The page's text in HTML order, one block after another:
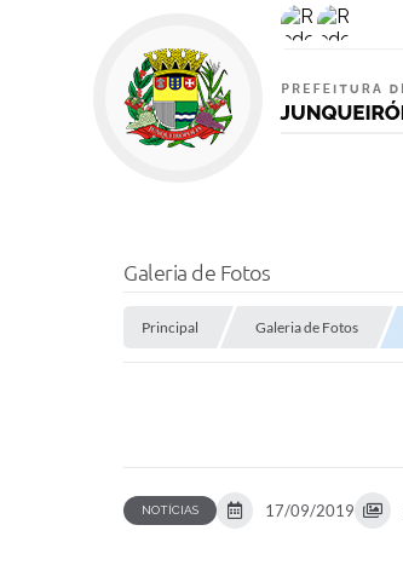
Galeria de Fotos
Principal Galeria de Fotos
NOTÍCIAS 17/09/2019